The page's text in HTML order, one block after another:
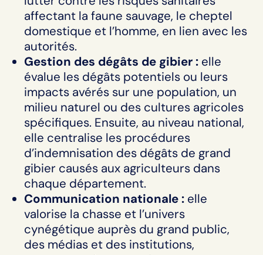
affectant la faune sauvage, le cheptel
domestique et l’homme, en lien avec les
autorités.
Gestion des dégâts de gibier : elle
évalue les dégâts potentiels ou leurs
impacts avérés sur une population, un
milieu naturel ou des cultures agricoles
spécifiques. Ensuite, au niveau national,
elle centralise les procédures
d’indemnisation des dégâts de grand
gibier causés aux agriculteurs dans
chaque département.
Communication nationale : elle
valorise la chasse et l’univers
cynégétique auprès du grand public,
des médias et des institutions,